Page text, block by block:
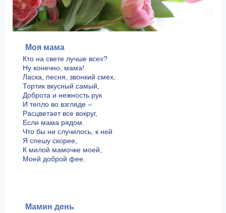
Моя мама
Кто на свете лучше всех?
Ну конечно, мама!
Ласка, песня, звонкий смех,
Тортик вкусный самый,
Доброта и нежность рук
И тепло во взгляде –
Расцветает все вокруг,
Если мама рядом.
Что бы ни случилось, к ней
Я спешу скорее,
К милой мамочке моей,
Моей доброй фее.
Мамин день